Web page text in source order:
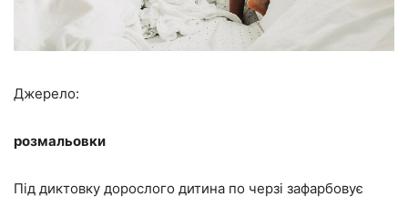
Джерело:
розмальовки
Під диктовку дорослого дитина по черзі зафарбовує